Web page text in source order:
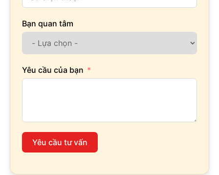
Bạn quan tâm
Yêu cầu của bạn
Yêu cầu tư vấn